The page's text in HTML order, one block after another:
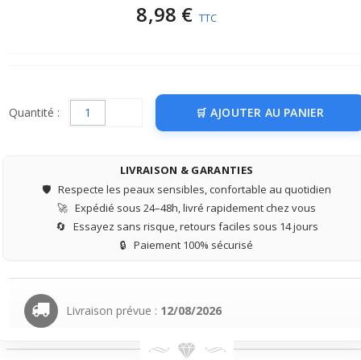
8,98 € TTC
Quantité : AJOUTER AU PANIER
LIVRAISON & GARANTIES
🛡️ Respecte les peaux sensibles, confortable au quotidien
🚀 Expédié sous 24–48h, livré rapidement chez vous
🔄 Essayez sans risque, retours faciles sous 14 jours
🔒 Paiement 100% sécurisé
Livraison prévue : 12/08/2026